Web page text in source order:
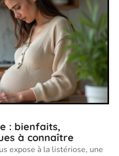
: bienfaits,
à connaître
expose à la listériose, une